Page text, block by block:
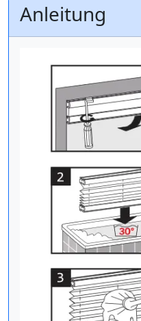
Anleitung